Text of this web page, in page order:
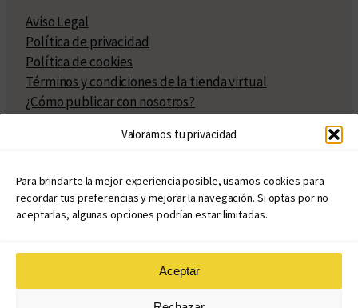
Valoramos tu privacidad
Para brindarte la mejor experiencia posible, usamos cookies para
recordar tus preferencias y mejorar la navegación. Si optas por no
aceptarlas, algunas opciones podrían estar limitadas.
Aceptar
Aviso Legal
Política de privacidad
Política de cookies
Términos y condiciones de la tienda virtual
¿Cómo publicar con nosotros?
Políticas de publicación
Políticas de coedición
Atribuciones